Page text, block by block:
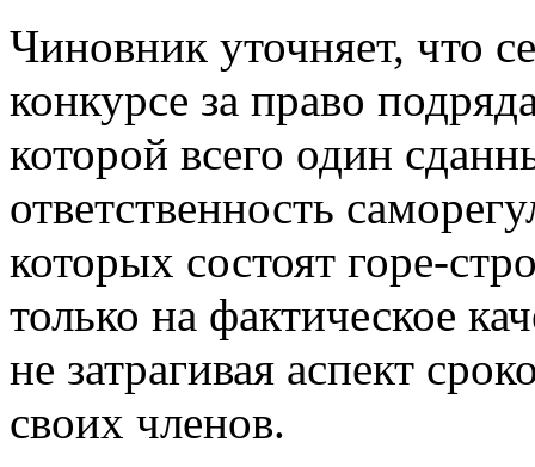
Чиновник уточняет, что
конкурсе за право
которой всего один
ответственность
которых состоят горе-
только на фактическое
не затрагивая аспект
своих членов.